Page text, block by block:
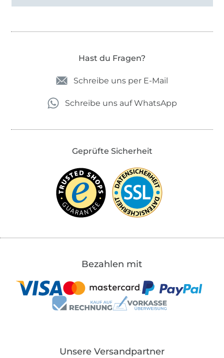
Hast du Fragen?
Schreibe uns per E-Mail
Schreibe uns auf WhatsApp
Geprüfte Sicherheit
Bezahlen mit
Unsere Versandpartner